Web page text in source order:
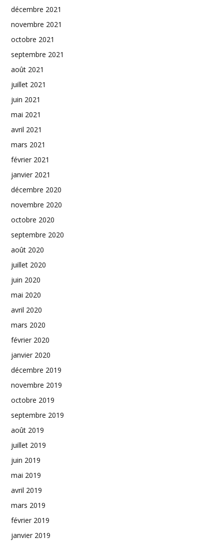
décembre 2021
novembre 2021
octobre 2021
septembre 2021
août 2021
juillet 2021
juin 2021
mai 2021
avril 2021
mars 2021
février 2021
janvier 2021
décembre 2020
novembre 2020
octobre 2020
septembre 2020
août 2020
juillet 2020
juin 2020
mai 2020
avril 2020
mars 2020
février 2020
janvier 2020
décembre 2019
novembre 2019
octobre 2019
septembre 2019
août 2019
juillet 2019
juin 2019
mai 2019
avril 2019
mars 2019
février 2019
janvier 2019